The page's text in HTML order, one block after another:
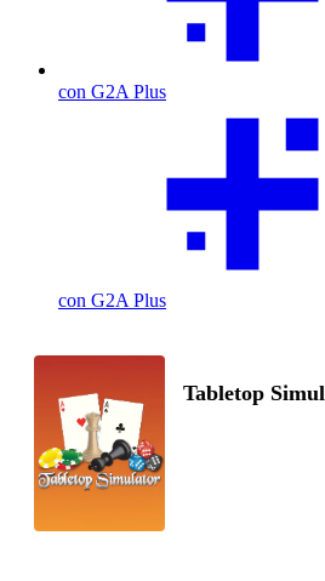
con G2A Plus
con G2A Plus
Tabletop